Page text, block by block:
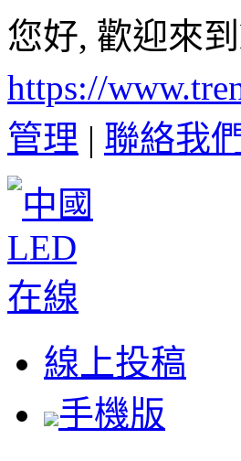
您好, 歡迎來
https://
管理 | 聯絡我們
線上投稿
手機版